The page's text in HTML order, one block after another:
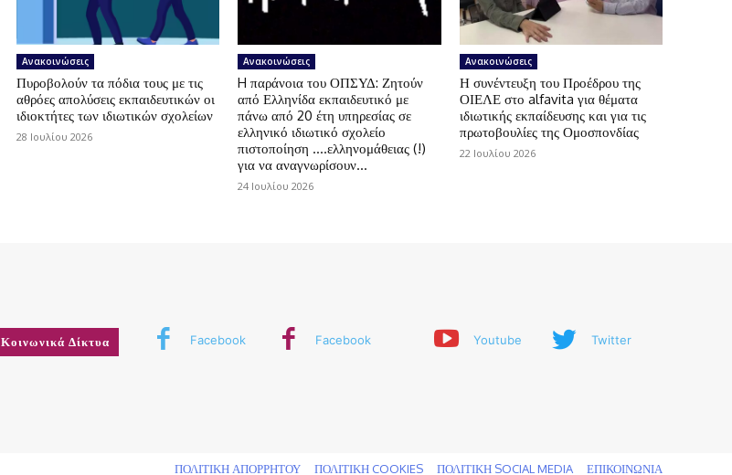
Ανακοινώσεις
Πυροβολούν τα πόδια τους με τις
αθρόες απολύσεις εκπαιδευτικών οι
ιδιοκτήτες των ιδιωτικών σχολείων
28 Ιουλίου 2026
Ανακοινώσεις
H παράνοια του ΟΠΣΥΔ: Ζητούν
από Ελληνίδα εκπαιδευτικό με
πάνω από 20 έτη υπηρεσίας σε
ελληνικό ιδιωτικό σχολείο
πιστοποίηση ….ελληνομάθειας (!)
για να αναγνωρίσουν...
24 Ιουλίου 2026
Ανακοινώσεις
Η συνέντευξη του Προέδρου της
ΟΙΕΛΕ στο alfavita για θέματα
ιδιωτικής εκπαίδευσης και για τις
πρωτοβουλίες της Ομοσπονδίας
22 Ιουλίου 2026
Κοινωνικά Δίκτυα Facebook Facebook Youtube Twitter
ΠΟΛΙΤΙΚΗ ΑΠΟΡΡΗΤΟΥ ΠΟΛΙΤΙΚΗ COOKIES ΠΟΛΙΤΙΚΗ SOCIAL MEDIA ΕΠΙΚΟΙΝΩΝΙΑ